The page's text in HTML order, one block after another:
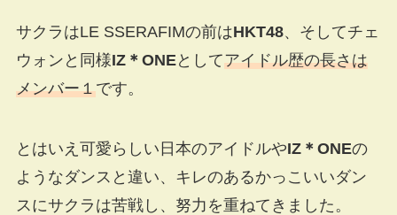
サクラはLE SSERAFIMの前はHKT48、そしてチェ
ウォンと同様IZ＊ONEとしてアイドル歴の長さは
メンバー１です。
とはいえ可愛らしい日本のアイドルやIZ＊ONEの
ようなダンスと違い、キレのあるかっこいいダン
スにサクラは苦戦し、努力を重ねてきました。